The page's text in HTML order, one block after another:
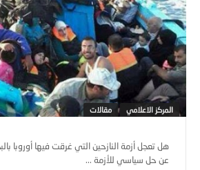
المركز الاعلامي مقالات
هل تعجل أزمة النازحين التي غرقت فيها أوروبا
عن حل سياسي للأزمة ...